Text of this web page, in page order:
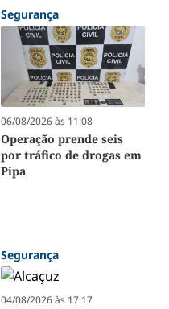
Segurança
06/08/2026 às 11:08
Operação prende seis
por tráfico de drogas em
Pipa
Segurança
04/08/2026 às 17:17